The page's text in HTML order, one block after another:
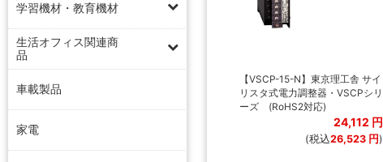
学習機材・教育機材
生活オフィス関連商
品
車載製品
家電
【VSCP-15-N】東京理工舎 サイ
リスタ式電力調整器・VSCPシリ
ーズ (RoHS2対応)
24,112 円
(税込26,523 円)